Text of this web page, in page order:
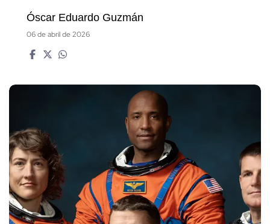
Óscar Eduardo Guzmán
06 de abril de 2026